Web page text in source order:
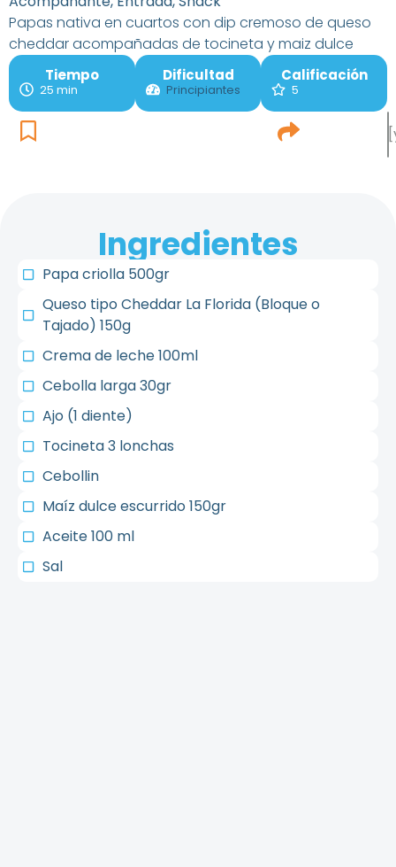
Papas nativa en cuartos con dip cremoso de queso
cheddar acompañadas de tocineta y maiz dulce
Tiempo
25 min
Dificultad
Principiantes
Calificación
5
Ingredientes
Papa criolla 500gr
Queso tipo Cheddar La Florida (Bloque o
Tajado) 150g
Crema de leche 100ml
Cebolla larga 30gr
Ajo (1 diente)
Tocineta 3 lonchas
Cebollin
Maíz dulce escurrido 150gr
Aceite 100 ml
Sal